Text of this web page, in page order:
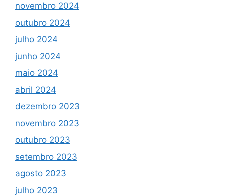
novembro 2024
outubro 2024
julho 2024
junho 2024
maio 2024
abril 2024
dezembro 2023
novembro 2023
outubro 2023
setembro 2023
agosto 2023
julho 2023